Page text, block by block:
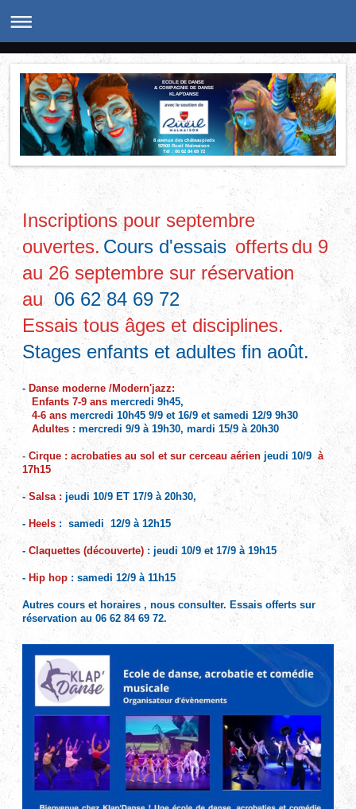
ECOLE DE DANSE
& COMPAGNIE DE DANSE
KLAP'DANSE
8 avenue des châteaupieds
92500 Rueil Malmaison
Tél : 06 62 84 69 72
catherine.angerame@gmail.com
Inscriptions pour septembre
ouvertes. Cours d'essais offerts du 9
au 26 septembre sur réservation
au 06 62 84 69 72
Essais tous âges et disciplines.
Stages enfants et adultes fin août.
- Danse moderne /Modern'jazz:
Enfants 7-9 ans mercredi 9h45,
4-6 ansmercredi 10h45 9/9 et 16/9 et samedi 12/9 9h30
Adultes: mercredi 9/9 à 19h30, mardi 15/9 à 20h30
- Cirque : acrobaties au sol et sur cerceau aérienjeudi 10/9 à
17h15
-Salsa : jeudi 10/9 ET 17/9 à 20h30,
- Heels: samedi 12/9 à 12h15
- Claquettes (découverte): jeudi 10/9 et 17/9 à 19h15
- Hip hop: samedi 12/9 à 11h15
Autres cours et horaires , nous consulter. Essais offerts sur
réservation au 06 62 84 69 72.